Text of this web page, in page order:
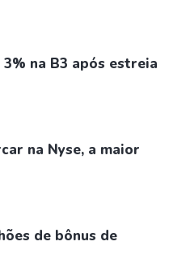
na B3 após estreia
na Nyse, a maior
de bônus de